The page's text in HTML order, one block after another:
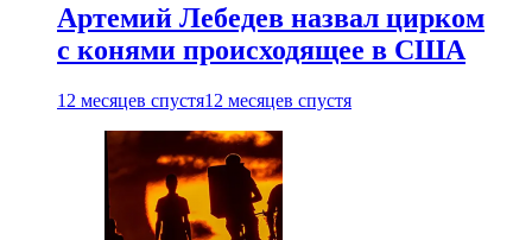
Артемий Лебедев назвал цирком
с конями происходящее в США
12 месяцев спустя12 месяцев спустя